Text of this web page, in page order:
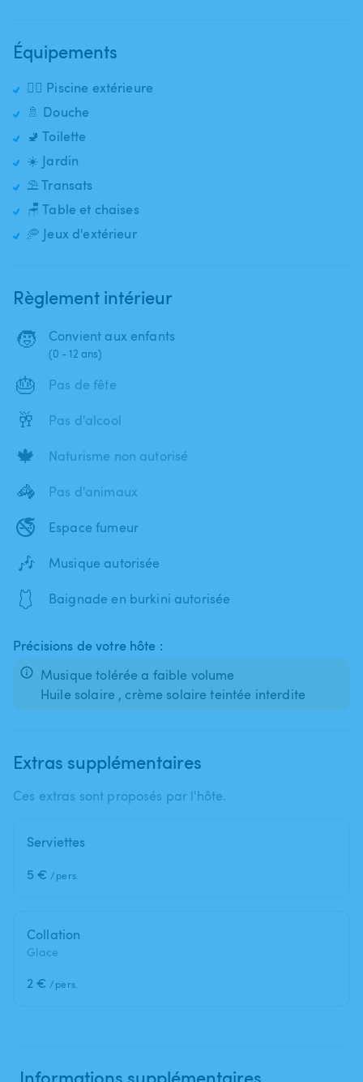
Équipements
🏊‍♂️ Piscine extérieure
🚿 Douche
🚽 Toilette
☀️ Jardin
⛱️ Transats
🪑 Table et chaises
🥏 Jeux d'extérieur
Règlement intérieur
🧒 Convient aux enfants
(0 - 12 ans)
🎂 Pas de fête
🥂 Pas d'alcool
🍁 Naturisme non autorisé
🦓 Pas d'animaux
🚭 Espace fumeur
🎶 Musique autorisée
🩱 Baignade en burkini autorisée
Précisions de votre hôte :
Musique tolérée a faible volume
Huile solaire , crème solaire teintée interdite
Extras supplémentaires
Ces extras sont proposés par l'hôte.
Serviettes
5 € /pers.
Collation
Glace
2 € /pers.
Informations supplémentaires